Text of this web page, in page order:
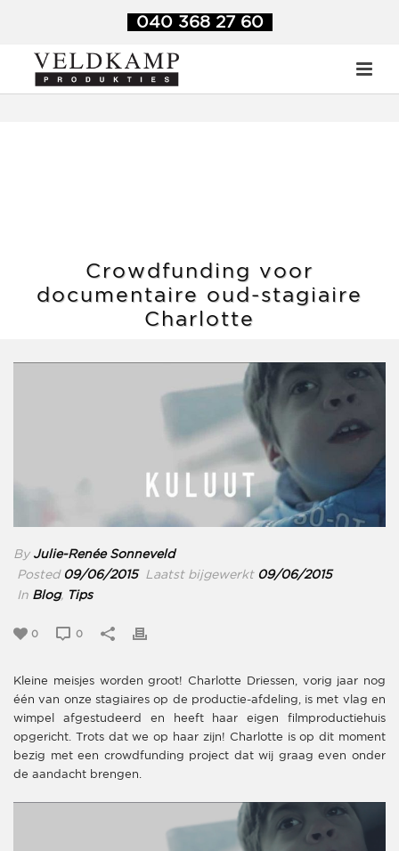
documentaire oud-stagiaire Charlotte
040 368 27 60
Crowdfunding voor
documentaire oud-stagiaire
Charlotte
By Julie-Renée Sonneveld
Posted 09/06/2015Laatst bijgewerkt 09/06/2015
In Blog, Tips
0 0
Kleine meisjes worden groot! Charlotte Driessen, vorig jaar nog
één van onze stagiaires op de productie-afdeling, is met vlag en
wimpel afgestudeerd en heeft haar eigen filmproductiehuis
opgericht. Trots dat we op haar zijn! Charlotte is op dit moment
bezig met een crowdfunding project dat wij graag even onder
de aandacht brengen.